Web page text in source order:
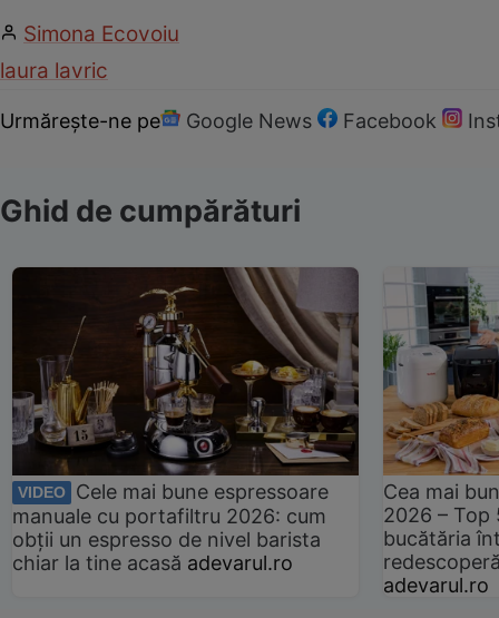
Simona Ecovoiu
laura lavric
Urmărește-ne pe Google News Facebook
Ghid de cumpărături
VIDEO
Cele mai bune espressoare
manuale cu portafiltru 2026: cum
obții un espresso de nivel barista
chiar la tine acasă adevarul.ro
Cea mai
2026 –
bucătăria
adevarul.ro